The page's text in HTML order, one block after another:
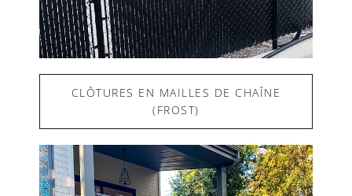
CLÔTURES EN MAILLES DE CHAÎNE
(FROST)